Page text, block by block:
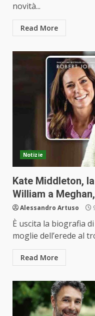
novità...
Read More
Notizie
Kate Middleton,
William a
Alessandro Artuso
È uscita la biografia
moglie dell’erede al
Read More